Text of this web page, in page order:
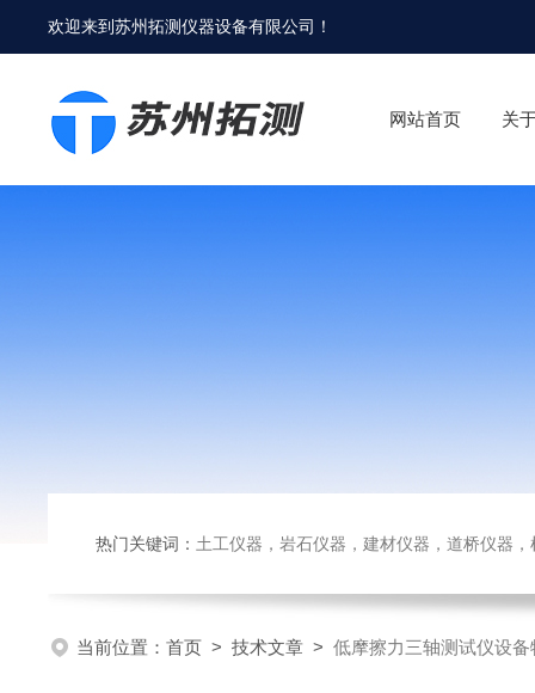
欢迎来到苏州拓测仪器设备有限公司 ！
网站首页 关
热门关键词： 土工仪器，岩石仪器，建材仪器，道桥仪器，检测
当前位置： 首页 > 技术文章 > 低摩擦力三轴测试仪设备